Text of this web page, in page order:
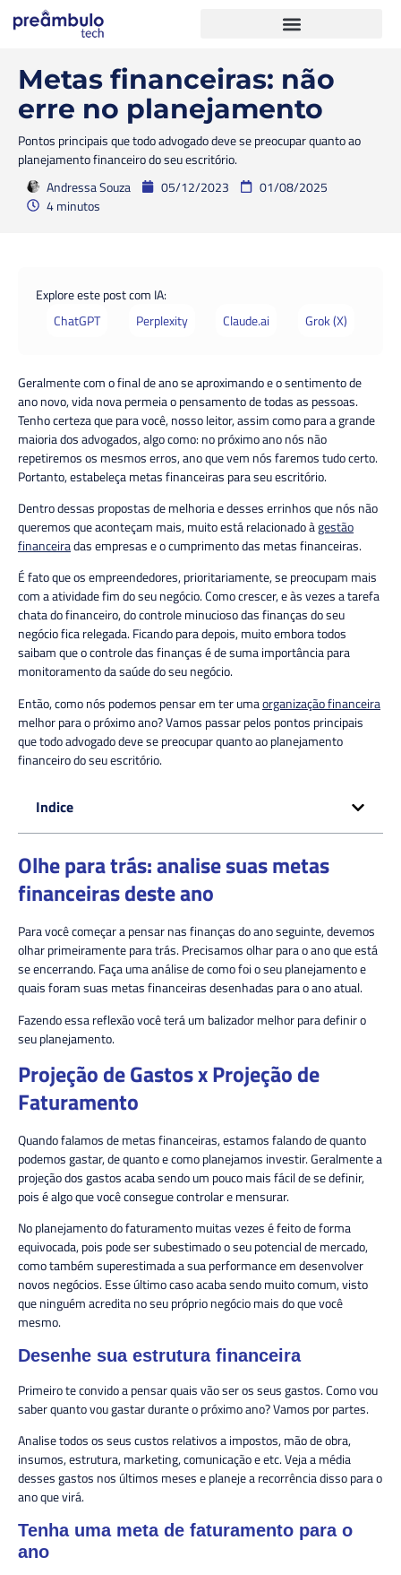
Metas financeiras: não
erre no planejamento
Pontos principais que todo advogado deve se preocupar quanto ao
planejamento financeiro do seu escritório.
Andressa Souza
05/12/2023
01/08/2025
4 minutos
Explore este post com IA:
ChatGPT
Perplexity Claude.ai Grok (X)
Geralmente com o final de ano se aproximando e o sentimento de
ano novo, vida nova permeia o pensamento de todas as pessoas.
Tenho certeza que para você, nosso leitor, assim como para a grande
maioria dos advogados, algo como: no próximo ano nós não
repetiremos os mesmos erros, ano que vem nós faremos tudo certo.
Portanto, estabeleça metas financeiras para seu escritório.
Dentro dessas propostas de melhoria e desses errinhos que nós não
queremos que aconteçam mais, muito está relacionado àgestão
financeiradas empresas e o cumprimento das metas financeiras.
É fato que os empreendedores, prioritariamente, se preocupam mais
com a atividade fim do seu negócio. Como crescer, e às vezes a tarefa
chata do financeiro, do controle minucioso das finanças do seu
negócio fica relegada. Ficando para depois, muito embora todos
saibam que o controle das finanças é de suma importância para
monitoramento da saúde do seu negócio.
Então, como nós podemos pensar em ter umaorganização financeira
melhor para o próximo ano? Vamos passar pelos pontos principais
que todo advogado deve se preocupar quanto ao planejamento
financeiro do seu escritório.
Indice
Olhe para trás: analise suas metas
financeiras deste ano
Para você começar a pensar nas finanças do ano seguinte, devemos
olhar primeiramente para trás. Precisamos olhar para o ano que está
se encerrando. Faça uma análise de como foi o seu planejamento e
quais foram suas metas financeiras desenhadas para o ano atual.
Fazendo essa reflexão você terá um balizador melhor para definir o
seu planejamento.
Projeção de Gastos x Projeção de
Faturamento
Quando falamos de metas financeiras, estamos falando de quanto
podemos gastar, de quanto e como planejamos investir. Geralmente a
projeção dos gastos acaba sendo um pouco mais fácil de se definir,
pois é algo que você consegue controlar e mensurar.
No planejamento do faturamento muitas vezes é feito de forma
equivocada, pois pode ser subestimado o seu potencial de mercado,
como também superestimada a sua performance em desenvolver
novos negócios. Esse último caso acaba sendo muito comum, visto
que ninguém acredita no seu próprio negócio mais do que você
mesmo.
Desenhe sua estrutura financeira
Primeiro te convido a pensar quais vão ser os seus gastos. Como vou
saber quanto vou gastar durante o próximo ano? Vamos por partes.
Analise todos os seus custos relativos a impostos, mão de obra,
insumos, estrutura, marketing, comunicação e etc. Veja a média
desses gastos nos últimos meses e planeje a recorrência disso para o
ano que virá.
Tenha uma meta de faturamento para o
ano